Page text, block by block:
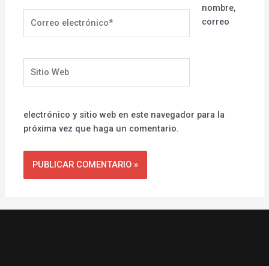
electrónico*
Web
nombre,
correo
electrónico y sitio web en este navegador para la
próxima vez que haga un comentario.